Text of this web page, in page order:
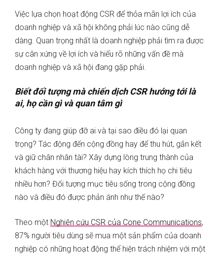
Việc lựa chọn hoạt động CSR để thỏa mãn lợi ích của
doanh nghiệp và xã hội không phải lúc nào cũng dễ
dàng. Quan trọng nhất là doanh nghiệp phải tìm ra được
sự cân xứng về lợi ích và hiểu rõ những vấn đề mà
doanh nghiệp và xã hội đang gặp phải.
Biết đối tượng mà chiến dịch CSR hướng tới là
ai, họ cần gì và quan tâm gì
Công ty đang giúp đỡ ai và tại sao điều đó lại quan
trọng? Tác động đến cộng đồng hay để thu hút, gắn kết
và giữ chân nhân tài? Xây dựng lòng trung thành của
khách hàng với thương hiệu hay kích thích họ chi tiêu
nhiều hơn? Đối tượng mục tiêu sống trong cộng đồng
nào và điều đó được phản ánh như thế nào?
Theo một Nghiên cứu CSR của Cone Communications,
87% người tiêu dùng sẽ mua một sản phẩm của doanh
nghiệp có những hoạt động thể hiện trách nhiệm với một